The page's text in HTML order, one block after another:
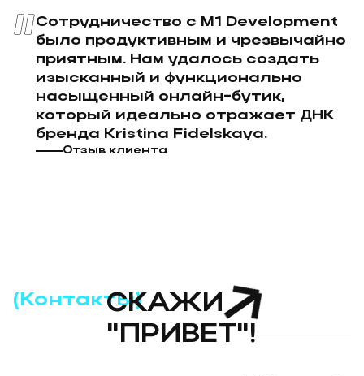
Отзыв клиента
Сотрудничество с M1 Development
было продуктивным и чрезвычайно
приятным. Нам удалось создать
изысканный и функционально
насыщенный онлайн-бутик,
который идеально отражает ДНК
бренда Kristina Fidelskaya.
(Контакты)СКАЖИ
"ПРИВЕТ"!